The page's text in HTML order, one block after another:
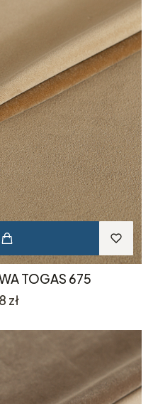
TOGAS 675
zł